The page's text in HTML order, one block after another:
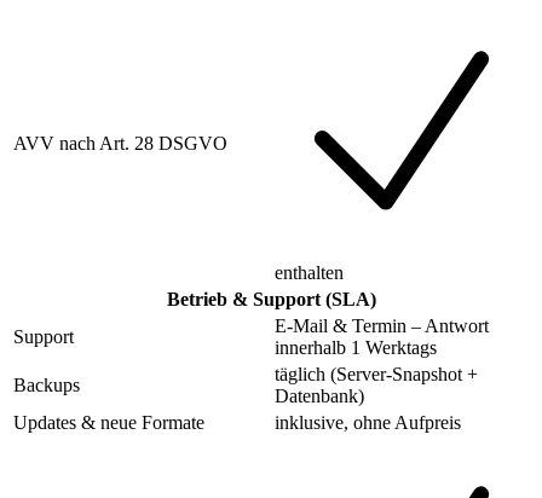
AVV nach Art. 28 DSGVO
enthalten
Betrieb & Support (SLA)
Support
E-Mail & Termin – Antwort
innerhalb 1 Werktags
Backups
täglich (Server-Snapshot +
Datenbank)
Updates & neue Formate
inklusive, ohne Aufpreis